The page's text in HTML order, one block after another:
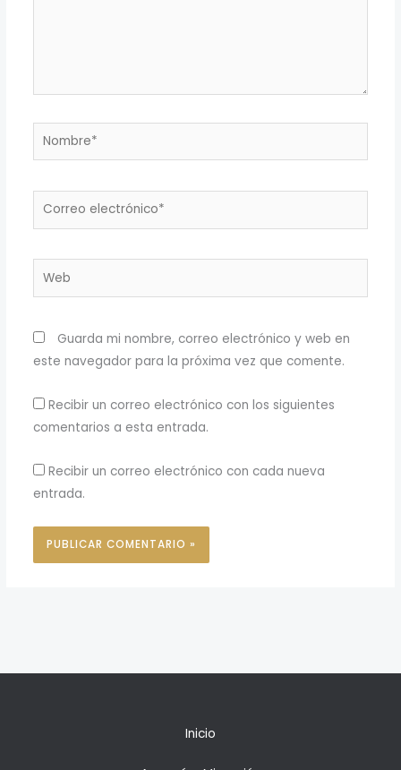
Nombre*
Correo
Web
Guarda mi nombre, correo electrónico y web en
este navegador para la próxima vez que comente.
Recibir un correo electrónico con los siguientes
comentarios a esta entrada.
Recibir un correo electrónico con cada nueva
entrada.
Inicio